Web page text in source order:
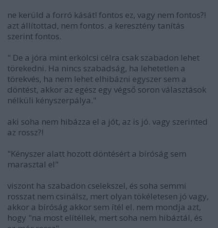
ne kerüld a forró kását! fontos ez, vagy nem fontos?!
azt állítottad, nem fontos. a keresztény tanítás
szerint fontos.
" De a jóra mint erkölcsi célra csak szabadon lehet
törekedni. Ha nincs szabadság, ha lehetetlen a
törekvés, ha nem lehet elhibázni egyszer sem a
döntést, akkor az egész egy végső soron választások
nélküli kényszerpálya."
aki soha nem hibázza el a jót, az is jó. vagy szerinted
az rossz?!
"Kényszer alatt hozott döntésért a bíróság sem
marasztal el"
viszont ha szabadon cselekszel, és soha semmi
rosszat nem csinálsz, mert olyan tökéletesen jó vagy,
akkor a bíróság akkor sem ítél el. nem mondja azt,
hogy "na most elítéllek, mert soha nem hibáztál, és